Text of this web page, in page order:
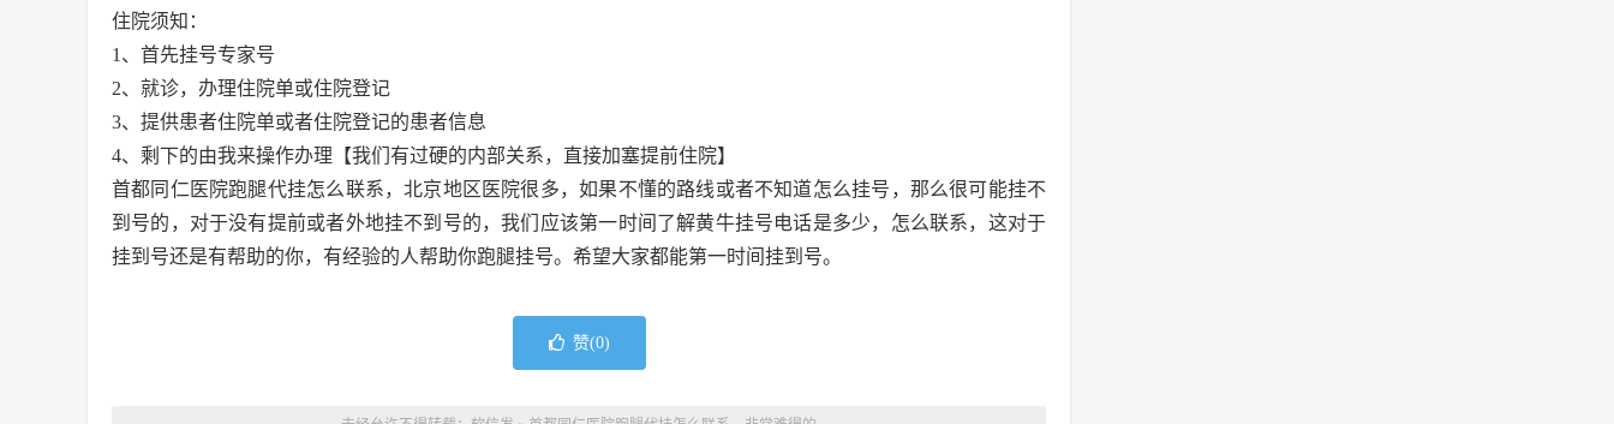
住院须知：
1、首先挂号专家号
2、就诊，办理住院单或住院登记
3、提供患者住院单或者住院登记的患者信息
4、剩下的由我来操作办理【我们有过硬的内部关系，直接加塞提前住院】
首都同仁医院跑腿代挂怎么联系，北京地区医院很多，如果不懂的路线或者不知道怎么挂号，那么很可能挂不
到号的，对于没有提前或者外地挂不到号的，我们应该第一时间了解黄牛挂号电话是多少，怎么联系，这对于
挂到号还是有帮助的你，有经验的人帮助你跑腿挂号。希望大家都能第一时间挂到号。
赞(0)